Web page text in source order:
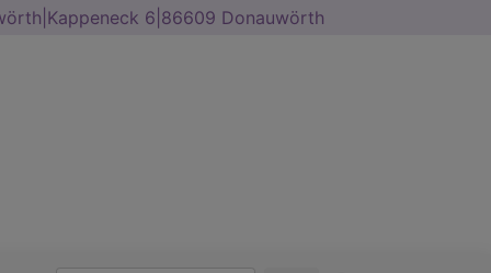
6|86609 Donauwörth